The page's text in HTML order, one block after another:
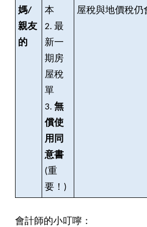
媽/
親友
的
本
2. 最
新一
期房
屋稅
單
3. 無
償使
用同
意書
(重
要！)
屋稅與地價稅仍
會計師的小叮嚀：